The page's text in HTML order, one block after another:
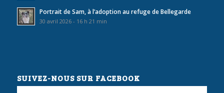
Portrait de Sam, à l’adoption au refuge de Bellegarde
30 avril 2026 - 16 h 21 min
SUIVEZ-NOUS SUR FACEBOOK